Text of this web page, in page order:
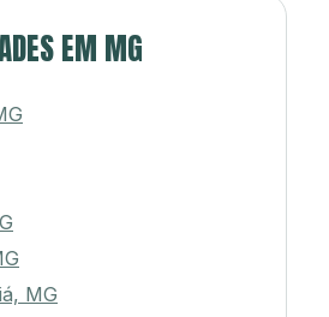
EM MG
MG